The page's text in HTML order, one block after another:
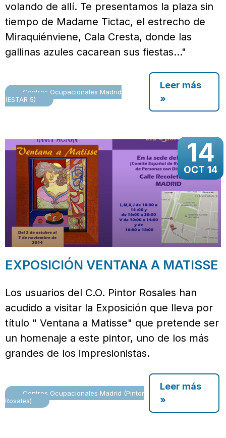
volando de allí. Te presentamos la plaza sin
tiempo de Madame Tictac, el estrecho de
Miraquiénviene, Cala Cresta, donde las
gallinas azules cacarean sus fiestas…"
Centros Ocupacionales Madrid
(ESTAR 5)
Leer más
»
14
OCT 14
EXPOSICIÓN VENTANA A MATISSE
Los usuarios del C.O. Pintor Rosales han
acudido a visitar la Exposición que lleva por
título " Ventana a Matisse" que pretende ser
un homenaje a este pintor, uno de los más
grandes de los impresionistas.
Centros Ocupacionales Madrid (Pintor
Rosales)
Leer más
»